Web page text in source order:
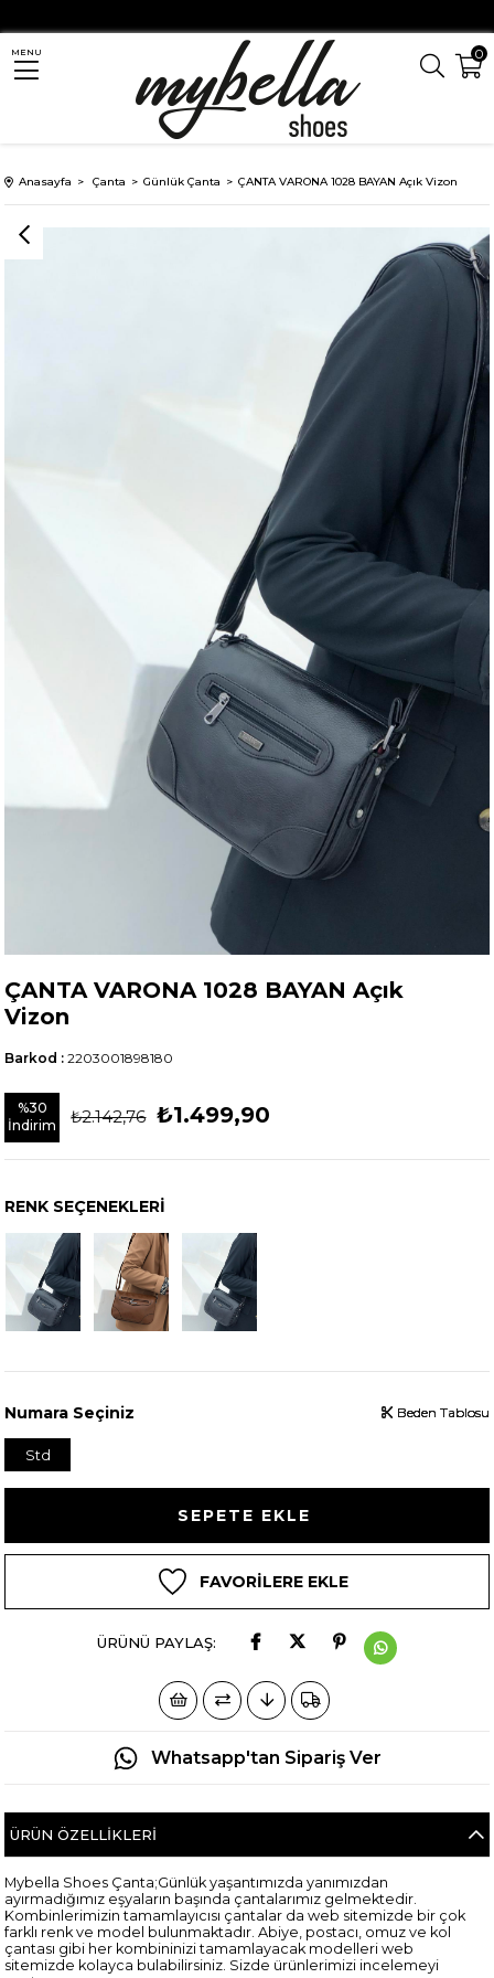
MENU 0
Anasayfa Çanta Günlük Çanta ÇANTA VARONA 1028 BAYAN Açık Vizon
ÇANTA VARONA 1028 BAYAN Açık
Vizon
Barkod : 2203001898180
%30
İndirim
₺2.142,76 ₺1.499,90
RENK SEÇENEKLERI
Numara Seçiniz
Std
Beden Tablosu
Beden Tablosu
Beden Tablosu
FAVORILERE EKLE
ÜRÜNÜ PAYLAŞ:
Whatsapp'tan Sipariş Ver
ÜRÜN ÖZELLIKLERI
Mybella Shoes Çanta;Günlük yaşantımızda yanımızdan
ayırmadığımız eşyaların başında çantalarımız gelmektedir.
Kombinlerimizin tamamlayıcısı çantalar da web sitemizde bir çok
farklı renk ve model bulunmaktadır. Abiye, postacı, omuz ve kol
çantası gibi her kombininizi tamamlayacak modelleri web
sitemizde kolayca bulabilirsiniz. Sizde ürünlerimizi incelemeyi